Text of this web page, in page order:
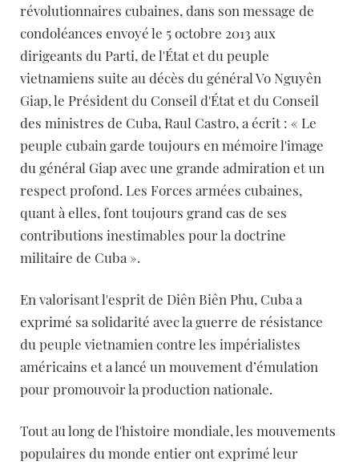
révolutionnaires cubaines, dans son message de
condoléances envoyé le 5 octobre 2013 aux
dirigeants du Parti, de l'État et du peuple
vietnamiens suite au décès du général Vo Nguyên
Giap, le Président du Conseil d'État et du Conseil
des ministres de Cuba, Raul Castro, a écrit : « Le
peuple cubain garde toujours en mémoire l'image
du général Giap avec une grande admiration et un
respect profond. Les Forces armées cubaines,
quant à elles, font toujours grand cas de ses
contributions inestimables pour la doctrine
militaire de Cuba ».
En valorisant l'esprit de Diên Biên Phu, Cuba a
exprimé sa solidarité avec la guerre de résistance
du peuple vietnamien contre les impérialistes
américains et a lancé un mouvement d’émulation
pour promouvoir la production nationale.
Tout au long de l'histoire mondiale, les mouvements
populaires du monde entier ont exprimé leur